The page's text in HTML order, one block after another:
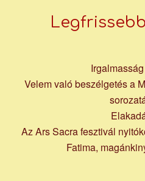
Velem való beszélgetés a
Az Ars Sacra fesztivál
Fatima,